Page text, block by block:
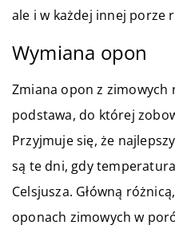
ale i w każdej innej porze
Wymiana opon
Zmiana opon z
podstawa, do której
Przyjmuje się, że
są te dni, gdy
Celsjusza. Główną
oponach zimowych w